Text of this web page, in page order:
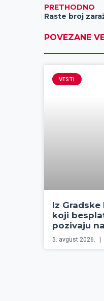
PRETHODNO
POVEZANE
VESTI
Iz
koji
pozivaju
5. avgust 2026.